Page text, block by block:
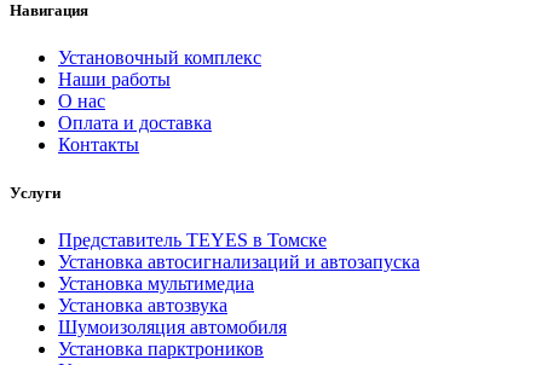
Навигация
Установочный комплекс
Наши работы
О нас
Оплата и доставка
Контакты
Услуги
Представитель TEYES в Томске
Установка автосигнализаций и автозапуска
Установка мультимедиа
Установка автозвука
Шумоизоляция автомобиля
Установка парктроников